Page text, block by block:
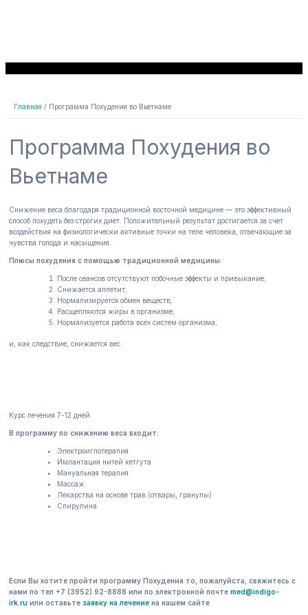
Главная Программа Похудения во Вьетнаме
Программа Похудения во
Вьетнаме
Снижение веса благодаря традиционной восточной медицине — это эффективный
способ похудеть без строгих диет. Положительный результат достигается за счет
воздействия на физиологически активные точки на теле человека, отвечающие за
чувства голода и насыщения.
Плюсы похудения с помощью традиционной медицины:
После сеансов отсутствуют побочные эффекты и привыкание;
Снижается аппетит;
Нормализируется обмен веществ;
Расщепляются жиры в организме;
Нормализуется работа всех систем организма;
и, как следствие, снижается вес.
Курс лечения 7-12 дней.
В программу по снижению веса входит:
Электроиглотерапия
Имлантация нитей кетгута
Мануальная терапия
Массаж
Лекарства на основе трав (отвары, гранулы)
Спирулина
Если Вы хотите пройти программу Похудения то, пожалуйста, свяжитесь с
нами по тел +7 (3952) 92-8888 или по электронной почтеmed@indigo-
irk.ru или оставьтезаявку на лечениена нашем сайте